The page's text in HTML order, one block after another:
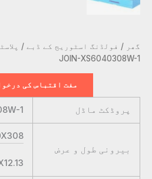
گھر / فولڈنگ اسٹوریج کے ڈبے /
JOIN-XS6040308W-1
مفت اقتباس کی
پروڈکٹ ماڈل 1
بیرونی طول و عرض